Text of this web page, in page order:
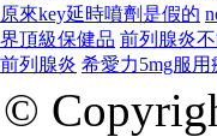
原來key延時噴劑是假的
界頂級保健品 前列腺炎
前列腺炎 希愛力5mg服用
©